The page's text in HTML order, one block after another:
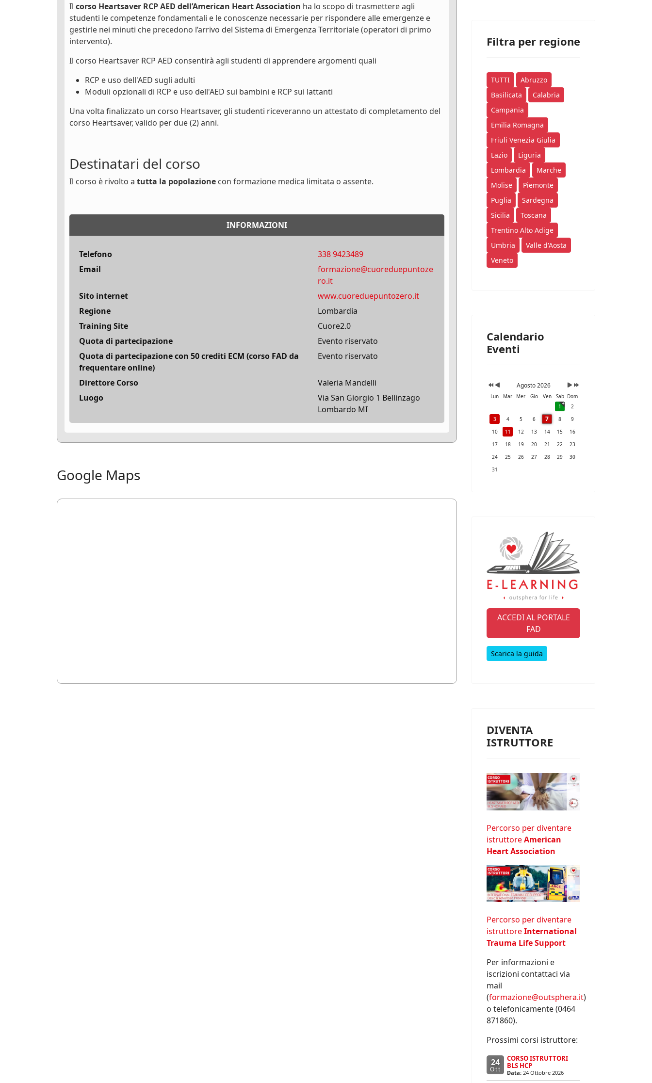
Il corso Heartsaver RCP AED dell’American Heart Association ha lo scopo di trasmettere agli
studenti le competenze fondamentali e le conoscenze necessarie per rispondere alle emergenze e
gestirle nei minuti che precedono l’arrivo del Sistema di Emergenza Territoriale (operatori di primo
intervento).
Il corso Heartsaver RCP AED consentirà agli studenti di apprendere argomenti quali
RCP e uso dell'AED sugli adulti
Moduli opzionali di RCP e uso dell'AED sui bambini e RCP sui lattanti
Una volta finalizzato un corso Heartsaver, gli studenti riceveranno un attestato di completamento del
corso Heartsaver, valido per due (2) anni.
Destinatari del corso
Il corso è rivolto a tutta la popolazione con formazione medica limitata o assente.
INFORMAZIONI
Telefono
338 9423489
Email
formazione@cuoreduepuntoze
ro.it
Sito internet
www.cuoreduepuntozero.it
Regione
Lombardia
Training Site
Cuore2.0
Quota di partecipazione
Evento riservato
Quota di partecipazione con 50 crediti ECM (corso FAD da
frequentare online)
Evento riservato
Direttore Corso
Valeria Mandelli
Luogo
Via San Giorgio 1 Bellinzago
Lombardo MI
Google Maps
Filtra per regione
TUTTI
Abruzzo
Basilicata
Calabria
Campania
Emilia Romagna
Friuli Venezia Giulia
Lazio
Liguria
Lombardia
Marche
Molise
Piemonte
Puglia
Sardegna
Sicilia
Toscana
Trentino Alto Adige
Umbria
Valle d'Aosta
Veneto
Calendario
Eventi
Agosto 2026
Lun Mar Mer Gio Ven Sab Dom
1
2
3
4 5 6 7 8
9
10
11 12 13 14 15
16
17
18 19 20 21 22
23
24
25 26 27 28 29
30
31
ACCEDI AL PORTALE
FAD
Scarica la guida
DIVENTA
ISTRUTTORE
Percorso per diventare
istruttoreAmerican
Heart Association
Percorso per diventare
istruttoreInternational
Trauma Life Support
Per informazioni e
iscrizioni contattaci via
mail
(formazione@outsphera.it)
o telefonicamente (0464
871860).
Prossimi corsi istruttore:
24
Ott
CORSO ISTRUTTORI
BLS HCP
Data: 24 Ottobre 2026